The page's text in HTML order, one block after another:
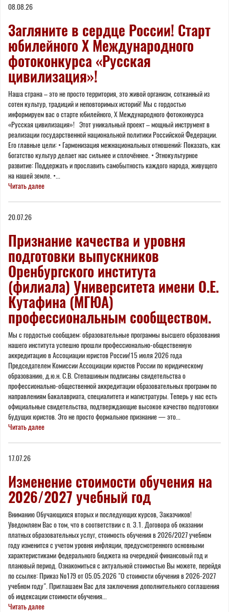
here
08.08.26
Загляните в сердце России! Старт
юбилейного X Международного
фотоконкурса «Русская
цивилизация»!
Наша страна – это не просто территория, это живой организм, сотканный из
сотен культур, традиций и неповторимых историй! Мы с гордостью
информируем вас о старте юбилейного, Х Международного фотоконкурса
«Русская цивилизация»! Этот уникальный проект – мощный инструмент в
реализации государственной национальной политики Российской Федерации.
Его главные цели: • Гармонизация межнациональных отношений: Показать, как
богатство культур делает нас сильнее и сплочённее. • Этнокультурное
развитие: Поддержать и прославить самобытность каждого народа, живущего
на нашей земле. •...
Читать далее
20.07.26
Признание качества и уровня
подготовки выпускников
Оренбургского института
(филиала) Университета имени О.Е.
Кутафина (МГЮА)
профессиональным сообществом.
Мы с гордостью сообщаем: образовательные программы высшего образования
нашего института успешно прошли профессионально-общественную
аккредитацию в Ассоциации юристов России!15 июля 2026 года
Председателем Комиссии Ассоциации юристов России по юридическому
образованию, д.ю.н. С.В. Степашиным подписаны свидетельства о
профессионально-общественной аккредитации образовательных программ по
направлениям бакалавриата, специалитета и магистратуры. Теперь у нас есть
официальные свидетельства, подтверждающие высокое качество подготовки
будущих юристов. Это не просто формальное признание — это...
Читать далее
17.07.26
Изменение стоимости обучения на
2026/2027 учебный год
Вниманию Обучающихся вторых и последующих курсов, Заказчиков!
Уведомляем Вас о том, что в соответствии с п. 3.1. Договора об оказании
платных образовательных услуг, стоимость обучения в 2026/2027 учебном
году изменится с учетом уровня инфляции, предусмотренного основными
характеристиками федерального бюджета на очередной финансовый год и
плановый период. Ознакомиться с актуальной стоимостью Вы можете, перейдя
по ссылке: Приказ №179 от 05.05.2026 "О стоимости обучения в 2026-2027
учебном году". Приглашаем Вас для заключения дополнительного соглашения
об индексации стоимости обучения...
Читать далее